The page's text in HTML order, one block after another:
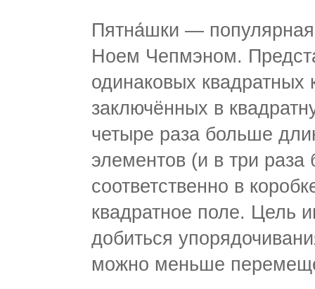
Пятна́шки —
Ноем Чепмэном.
одинаковых
заключённых в
четыре раза больше
элементов (и в три
соответственно в
квадратное поле. Цель
добиться
можно меньше